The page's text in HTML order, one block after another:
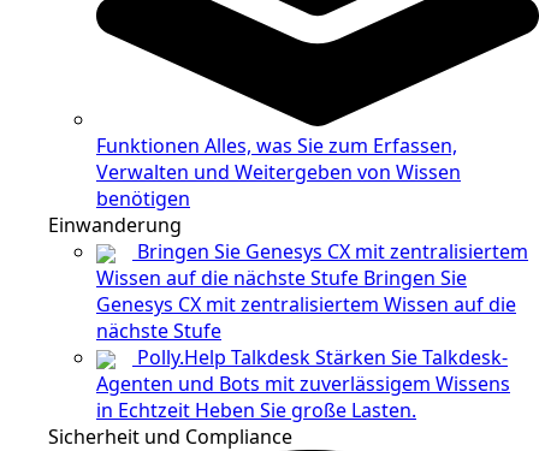
Funktionen Alles, was Sie zum Erfassen,
Verwalten und Weitergeben von Wissen
benötigen
Einwanderung
Bringen Sie Genesys CX mit zentralisiertem
Wissen auf die nächste Stufe Bringen Sie
Genesys CX mit zentralisiertem Wissen auf die
nächste Stufe
Polly.Help TalkdeskStärken Sie Talkdesk-
Agenten und Bots mit zuverlässigem Wissens
in Echtzeit Heben Sie große Lasten.
Sicherheit und Compliance